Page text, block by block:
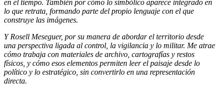
en el tiempo. También por cómo lo simbólico aparece integrado en
lo que retrata, formando parte del propio lenguaje con el que
construye las imágenes.
Y Rosell Meseguer, por su manera de abordar el territorio desde
una perspectiva ligada al control, la vigilancia y lo militar. Me atrae
cómo trabaja con materiales de archivo, cartografías y restos
físicos, y cómo esos elementos permiten leer el paisaje desde lo
político y lo estratégico, sin convertirlo en una representación
directa.